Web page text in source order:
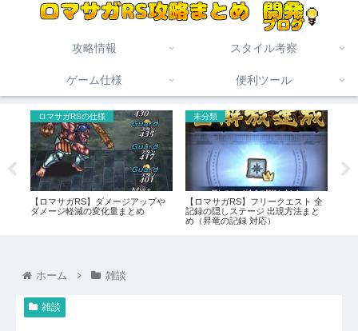
攻略情報 スタイル考察
ゲーム仕様 便利ツール
ロマサガRSの仕様
【ロマサガRS】ダメージアップや
ダメージ軽減の変化量まとめ
未分類
【ロマサガRS】フリークエスト 全
記録の隠しステージ 出現方法まと
め（昇竜の記録 対応）
ホーム 雑談
雑談